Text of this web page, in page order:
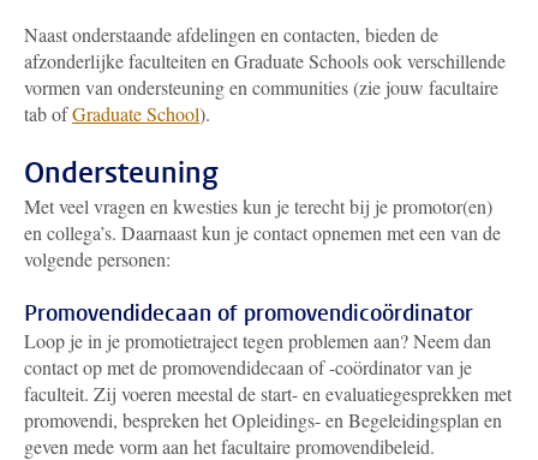
Naast onderstaande afdelingen en contacten, bieden de
afzonderlijke faculteiten en Graduate Schools ook verschillende
vormen van ondersteuning en communities (zie jouw facultaire
tab ofGraduate School).
Ondersteuning
Met veel vragen en kwesties kun je terecht bij je promotor(en)
en collega’s. Daarnaast kun je contact opnemen met een van de
volgende personen:
Promovendidecaan of promovendicoördinator
Loop je in je promotietraject tegen problemen aan? Neem dan
contact op met de promovendidecaan of -coördinator van je
faculteit. Zij voeren meestal de start- en evaluatiegesprekken met
promovendi, bespreken het Opleidings- en Begeleidingsplan en
geven mede vorm aan het facultaire promovendibeleid.